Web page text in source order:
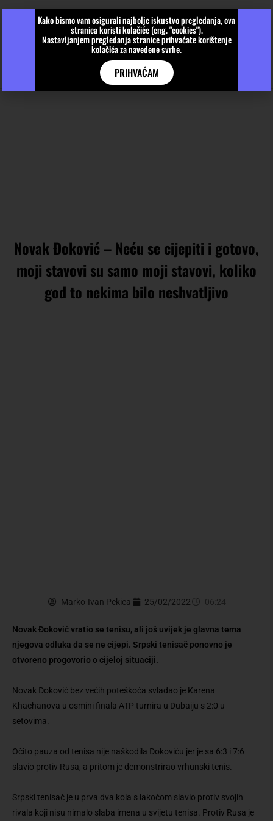
Novak Đoković – Neću se cijepiti i gotovo,
moji stavovi su samo moji stavovi, koliko
god to nekima bilo neshvatljivo
Marko-Ivan Pekica 25/02/2022 06:24
Novak Đoković vratio se tenisu, ali još uvijek je glavna tema
njegova odluka da se ne cijepi. Srpski tenisač ponovno je
otvoreno progovorio o cijeloj situaciji.
Novak Đoković bez većih poteškoća svladao je Karena
Khachanova u osmini finala ATP turnira u Dubaiju s 2:0 u
setovima.
Očito pauza od tenisa nije naškodila Đokoviću jer je sa 6:3 i 7:6
slavio protiv Rusa, a pritom je demonstrirao vrhunski tenis.
Srpski tenisač je u prva dva kola s lakoćom slavio protiv svojih
rivala koji nisu nimalo slaba imena u svijetu tenisa. Protiv Rusa je
Kako bismo vam osigurali najbolje iskustvo pregledanja, ova
stranica koristi kolačiće (eng. "cookies").
Nastavljanjem pregledanja stranice prihvaćate korištenje
kolačića za navedene svrhe.
PRIHVAĆAM